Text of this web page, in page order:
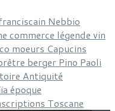
Nebbio
commerce légende vin
moeurs Capucins
berger Pino Paoli
Antiquité
époque
Toscane